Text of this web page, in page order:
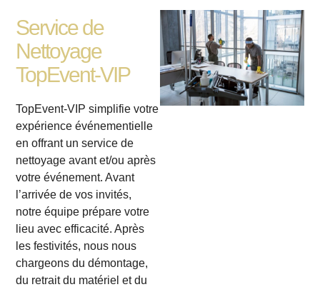
Service de
Nettoyage
TopEvent-VIP
TopEvent-VIP simplifie votre
expérience événementielle
en offrant un service de
nettoyage avant et/ou après
votre événement. Avant
l’arrivée de vos invités,
notre équipe prépare votre
lieu avec efficacité. Après
les festivités, nous nous
chargeons du démontage,
du retrait du matériel et du